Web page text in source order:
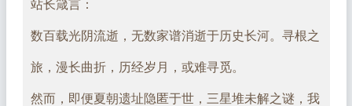
站长箴言：
数百载光阴流逝，无数家谱消逝于历史长河。寻根之
旅，漫长曲折，历经岁月，或难寻觅。
然而，即便夏朝遗址隐匿于世，三星堆未解之谜，我